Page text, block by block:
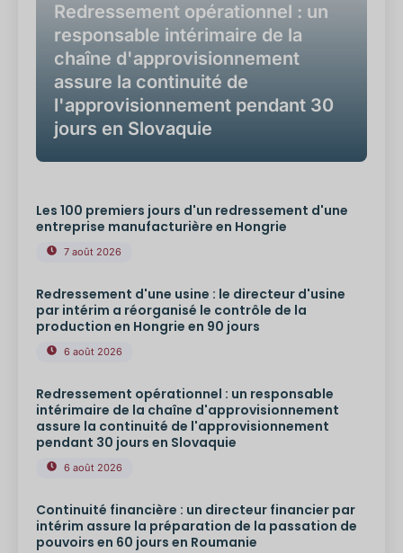
Redressement opérationnel : un
responsable intérimaire de la
chaîne d'approvisionnement
assure la continuité de
l'approvisionnement pendant 30
jours en Slovaquie
Les 100 premiers jours d'un redressement d'une
entreprise manufacturière en Hongrie
7 août 2026
Redressement d'une usine : le directeur d'usine
par intérim a réorganisé le contrôle de la
production en Hongrie en 90 jours
6 août 2026
Redressement opérationnel : un responsable
intérimaire de la chaîne d'approvisionnement
assure la continuité de l'approvisionnement
pendant 30 jours en Slovaquie
6 août 2026
Continuité financière : un directeur financier par
intérim assure la préparation de la passation de
pouvoirs en 60 jours en Roumanie